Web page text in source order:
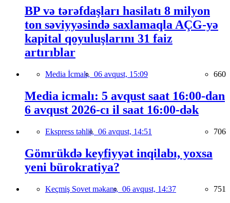
BP və tərəfdaşları hasilatı 8 milyon
ton səviyyəsində saxlamaqla AÇG-yə
kapital qoyuluşlarını 31 faiz
artırıblar
Media İcmalı, 06 avqust, 15:09 660
Media icmalı: 5 avqust saat 16:00-dan
6 avqust 2026-cı il saat 16:00-dək
Ekspress təhlil, 06 avqust, 14:51 706
Gömrükdə keyfiyyət inqilabı, yoxsa
yeni bürokratiya?
Keçmiş Sovet məkanı, 06 avqust, 14:37 751